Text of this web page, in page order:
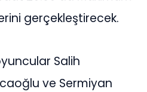
gerçekleştirecek.
Salih
ve Sermiyan